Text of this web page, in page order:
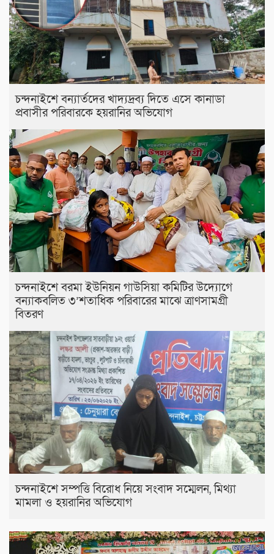
চন্দনাইশে বন্যার্তদের খাদ্যদ্রব্য দিতে এসে কানাডা
প্রবাসীর পরিবারকে হয়রানির অভিযোগ
চন্দনাইশে বরমা ইউনিয়ন গাউসিয়া কমিটির উদ্যোগে
বন্যাকবলিত ৩’শতাধিক পরিবারের মাঝে ত্রাণসামগ্রী
বিতরণ
চন্দনাইশে সম্পত্তি বিরোধ নিয়ে সংবাদ সম্মেলন, মিথ্যা
মামলা ও হয়রানির অভিযোগ